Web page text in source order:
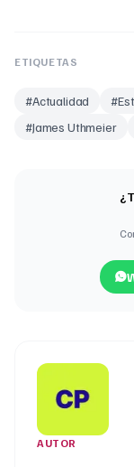
ETIQUETAS
#Actualidad #
#James Uthmeier
AUTOR